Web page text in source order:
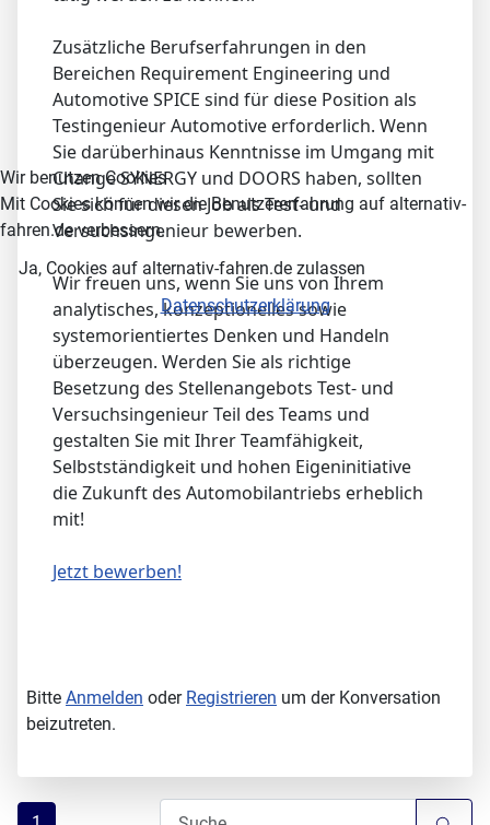
Zusätzliche Berufserfahrungen in den
Bereichen Requirement Engineering und
Automotive SPICE sind für diese Position als
Testingenieur Automotive erforderlich. Wenn
Sie darüberhinaus Kenntnisse im Umgang mit
Change SYNERGY und DOORS haben, sollten
Sie sich für diesen Job als Test- und
Versuchsingenieur bewerben.
Wir freuen uns, wenn Sie uns von Ihrem
analytisches, konzeptionelles sowie
systemorientiertes Denken und Handeln
überzeugen. Werden Sie als richtige
Besetzung des Stellenangebots Test- und
Versuchsingenieur Teil des Teams und
gestalten Sie mit Ihrer Teamfähigkeit,
Selbstständigkeit und hohen Eigeninitiative
die Zukunft des Automobilantriebs erheblich
mit!
Jetzt bewerben!
Bitte Anmelden oder Registrieren um der Konversation
beizutreten.
Wir benutzen Cookies
Mit Cookies können wir die Benutzererfahrung auf alternativ-
fahren.de verbessern.
Ja, Cookies auf alternativ-fahren.de zulassen
Datenschutzerklärung